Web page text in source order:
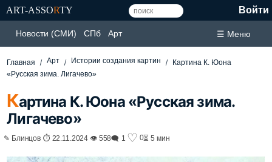
ART-ASSORTY Войти
Новости (СМИ) СПб Арт ☰ Меню
Главная Арт Истории создания картин
Картина К. Юона
«Русская зима. Лигачево»
Картина К. Юона «Русская зима.
Лигачево»
✎ Блинцов ⏱ 22.11.2024 👁 558🗨 1 ♡ 0⏳ 5 мин